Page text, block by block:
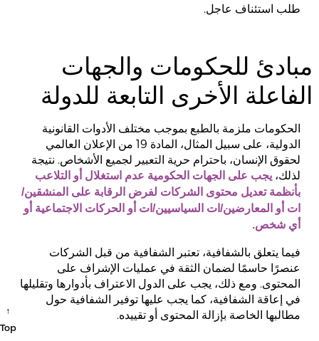
↑
Top
طلب استئناف عاجل.
مبادئ للحكومات والجهات
الفاعلة الأخرى التابعة للدولة
الحكومات ملزمة بالطبع بموجب مختلف الأدوات القانونية
الدولية، على سبيل المثال، المادة 19 من الإعلان العالمي
لحقوق الإنسان، باحترام حرية التعبير لجميع الأشخاص. نتيجة
لذلك،يجب على الجهات الحكومية عدم استغلال أو التلاعب
بأنظمة تعديل محتوى الشركات لفرض الرقابة على المنشقين/
ات أو المعارضين/ات السياسيين/ات أو الحركات الاجتماعية أو
أي شخص.
فيما يتعلق بالشفافية، تعتبر الشفافية من قبل الشركات
عنصرًا حاسمًا لضمان الثقة في عمليات الإشراف على
المحتوى. ومع ذلك، يجب على الدول الاعتراف بأدوارها وتقليلها
في إعاقة الشفافية، كما يجب عليها توفير الشفافية حول
مطالبها الخاصة بإزالة المحتوى أو تقييده.